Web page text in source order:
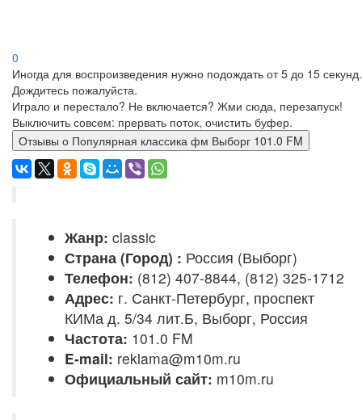
0
Иногда для воспроизведения нужно подождать от 5 до 15 секунд.
Дождитесь пожалуйста.
Играло и перестало? Не включается? Жми сюда, перезапуск!
Выключить совсем: прервать поток, очистить буфер.
Отзывы о Популярная классика фм Выборг 101.0 FM
Жанр: classic
Страна (Город) : Россия (Выборг)
Телефон: (812) 407-8844, (812) 325-1712
Адрес: г. Санкт-Петербург, проспект
КИМа д. 5/34 лит.Б, Выборг, Россия
Частота: 101.0 FM
E-mail: reklama@m10m.ru
Официальный сайт: m10m.ru